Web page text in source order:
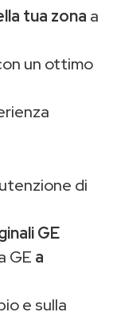
tua zona a
un ottimo
di
GE
GE a
e sulla